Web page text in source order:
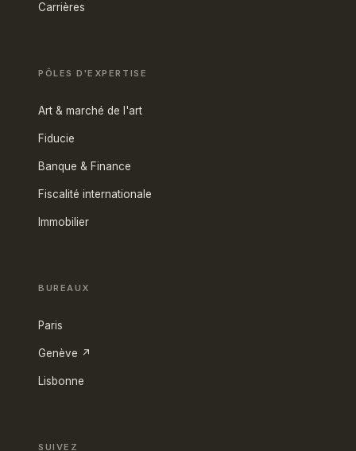
Carrières
PÔLES D'EXPERTISE
Art & marché de l'art
Fiducie
Banque & Finance
Fiscalité internationale
Immobilier
BUREAUX
Paris
Genève ↗
Lisbonne
SUIVEZ